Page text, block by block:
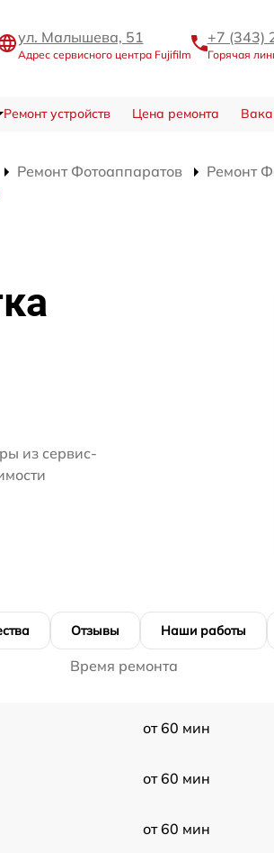
ул. Малышева, 51
Адрес сервисного центра Fujifilm
+7 (343)
Горячая
Ремонт устройств Цена ремонта
Ремонт Фотоаппаратов
Ремонт
из сервис-
Отзывы Наши работы
Время ремонта
от 60 мин
от 60 мин
от 60 мин